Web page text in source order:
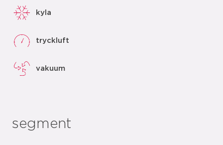
kyla
tryckluft
vakuum
segment